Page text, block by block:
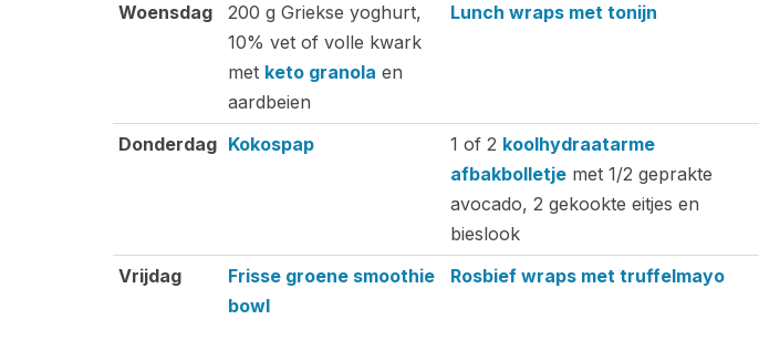
Woensdag
200 g Griekse yoghurt,
10% vet of volle kwark
met keto granola en
aardbeien
Lunch wraps met tonijn
Donderdag Kokospap 1 of 2 koolhydraatarme
afbakbolletje met 1/2 geprakte
avocado, 2 gekookte eitjes en
bieslook
Vrijdag
Frisse groene smoothie
bowl
Rosbief wraps met truffelmayo